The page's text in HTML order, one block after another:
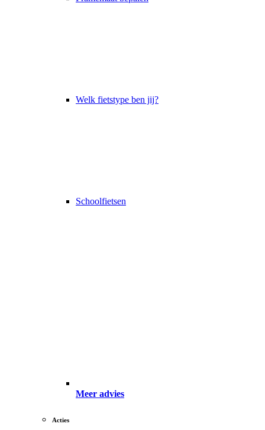
Welk fietstype ben jij?
Schoolfietsen
Meer advies
Acties